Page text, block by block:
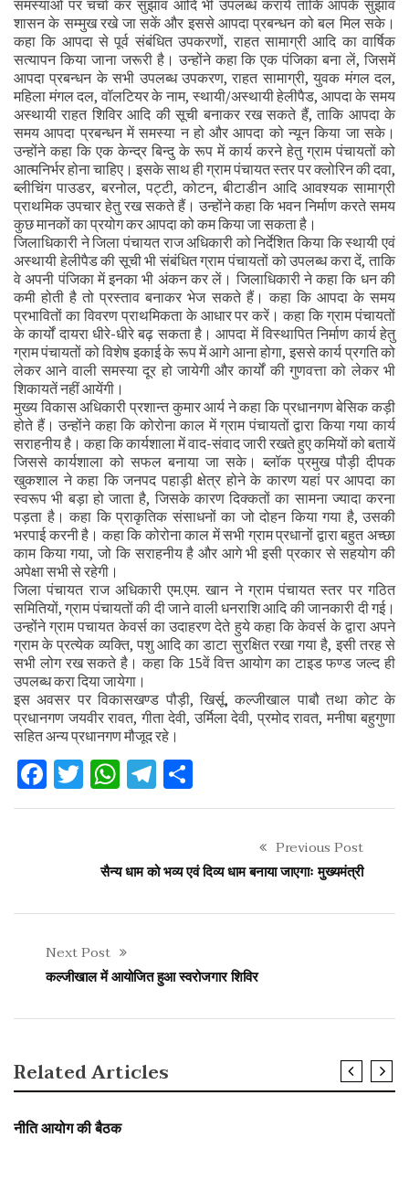
समस्याओं पर चर्चा कर सुझाव आदि भी उपलब्ध करायें ताकि आपके सुझाव
शासन के सम्मुख रखे जा सकें और इससे आपदा प्रबन्धन को बल मिल सके।
कहा कि आपदा से पूर्व संबंधित उपकरणों, राहत सामाग्री आदि का वार्षिक
सत्यापन किया जाना जरूरी है। उन्होंने कहा कि एक पंजिका बना लें, जिसमें
आपदा प्रबन्धन के सभी उपलब्ध उपकरण, राहत सामाग्री, युवक मंगल दल,
महिला मंगल दल, वॉलटियर के नाम, स्थायी/अस्थायी हेलीपैड, आपदा के समय
अस्थायी राहत शिविर आदि की सूची बनाकर रख सकते हैं, ताकि आपदा के
समय आपदा प्रबन्धन में समस्या न हो और आपदा को न्यून किया जा सके।
उन्होंने कहा कि एक केन्द्र बिन्दु के रूप में कार्य करने हेतु ग्राम पंचायतों को
आत्मनिर्भर होना चाहिए। इसके साथ ही ग्राम पंचायत स्तर पर क्लोरिन की दवा,
ब्लीचिंग पाउडर, बरनोल, पट्टी, कोटन, बीटाडीन आदि आवश्यक सामाग्री
प्राथमिक उपचार हेतु रख सकते हैं। उन्होंने कहा कि भवन निर्माण करते समय
कुछ मानकों का प्रयोग कर आपदा को कम किया जा सकता है।
जिलाधिकारी ने जिला पंचायत राज अधिकारी को निर्देशित किया कि स्थायी एवं
अस्थायी हेलीपैड की सूची भी संबंधित ग्राम पंचायतों को उपलब्ध करा दें, ताकि
वे अपनी पंजिका में इनका भी अंकन कर लें। जिलाधिकारी ने कहा कि धन की
कमी होती है तो प्रस्ताव बनाकर भेज सकते हैं। कहा कि आपदा के समय
प्रभावितों का विवरण प्राथमिकता के आधार पर करें। कहा कि ग्राम पंचायतों
के कार्यों दायरा धीरे-धीरे बढ़ सकता है। आपदा में विस्थापित निर्माण कार्य हेतु
ग्राम पंचायतों को विशेष इकाई के रूप में आगे आना होगा, इससे कार्य प्रगति को
लेकर आने वाली समस्या दूर हो जायेगी और कार्यों की गुणवत्ता को लेकर भी
शिकायतें नहीं आयेंगी।
मुख्य विकास अधिकारी प्रशान्त कुमार आर्य ने कहा कि प्रधानगण बेसिक कड़ी
होते हैं। उन्होंने कहा कि कोरोना काल में ग्राम पंचायतों द्वारा किया गया कार्य
सराहनीय है। कहा कि कार्यशाला में वाद-संवाद जारी रखते हुए कमियों को बतायें
जिससे कार्यशाला को सफल बनाया जा सके। ब्लॉक प्रमुख पौड़ी दीपक
खुकशाल ने कहा कि जनपद पहाड़ी क्षेत्र होने के कारण यहां पर आपदा का
स्वरूप भी बड़ा हो जाता है, जिसके कारण दिक्कतों का सामना ज्यादा करना
पड़ता है। कहा कि प्राकृतिक संसाधनों का जो दोहन किया गया है, उसकी
भरपाई करनी है। कहा कि कोरोना काल में सभी ग्राम प्रधानों द्वारा बहुत अच्छा
काम किया गया, जो कि सराहनीय है और आगे भी इसी प्रकार से सहयोग की
अपेक्षा सभी से रहेगी।
जिला पंचायत राज अधिकारी एम.एम. खान ने ग्राम पंचायत स्तर पर गठित
समितियों, ग्राम पंचायतों की दी जाने वाली धनराशि आदि की जानकारी दी गई।
उन्होंने ग्राम पचायत केवर्स का उदाहरण देते हुये कहा कि केवर्स के द्वारा अपने
ग्राम के प्रत्येक व्यक्ति, पशु आदि का डाटा सुरक्षित रखा गया है, इसी तरह से
सभी लोग रख सकते है। कहा कि 15वें वित्त आयोग का टाइड फण्ड जल्द ही
उपलब्ध करा दिया जायेगा।
इस अवसर पर विकासखण्ड पौड़ी, खिर्सू, कल्जीखाल पाबौ तथा कोट के
प्रधानगण जयवीर रावत, गीता देवी, उर्मिला देवी, प्रमोद रावत, मनीषा बहुगुणा
सहित अन्य प्रधानगण मौजूद रहे।
Facebook
Twitter
WhatsApp
Telegram
Previous Post
सैन्य धाम को भव्य एवं दिव्य धाम बनाया जाएगाः मुख्यमंत्री
Next Post
कल्जीखाल में आयोजित हुआ स्वरोजगार शिविर
Related Articles
नीति आयोग की बैठक